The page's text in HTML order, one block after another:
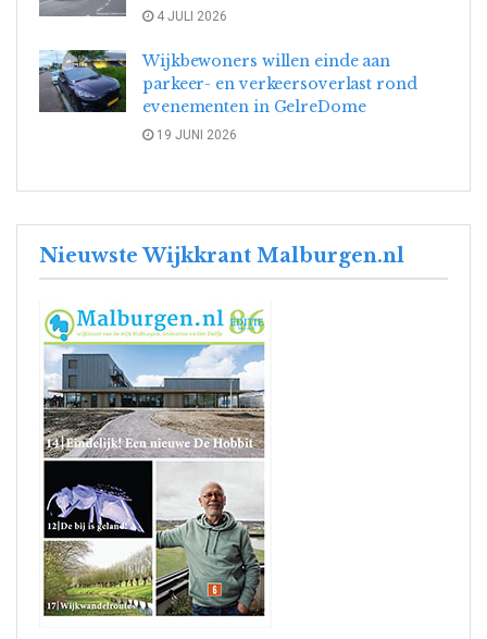
4 JULI 2026
Wijkbewoners willen einde aan
parkeer- en verkeersoverlast rond
evenementen in GelreDome
19 JUNI 2026
Nieuwste Wijkkrant Malburgen.nl